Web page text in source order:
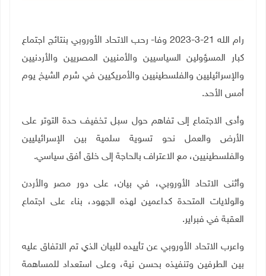
رام الله 21-3-2023 وفا- رحب الاتحاد الأوروبي بنتائج اجتماع
كبار المسؤولين السياسيين والأمنيين المصريين والأردنيين
والإسرائيليين والفلسطينيين والأمريكيين في شرم الشيخ يوم
أمس الأحد.
وأدى الاجتماع إلى تفاهم حول سبل تخفيف حدة التوتر على
الأرض والعمل نحو تسوية سلمية بين الإسرائيليين
والفلسطينيين، مع الاعتراف بالحاجة إلى خلق أفق سياسي.
وأثنى الاتحاد الأوروبي، في بيان، على دور مصر والأردن
والولايات المتحدة كداعمين لهذه الجهود، بناء على اجتماع
العقبة في فبراير.
واعرب الاتحاد الأوروبي عن تأييده للبيان الذي تم الاتفاق عليه
بين الطرفين وتنفيذه بحسن نية، وعلى استعداد للمساهمة